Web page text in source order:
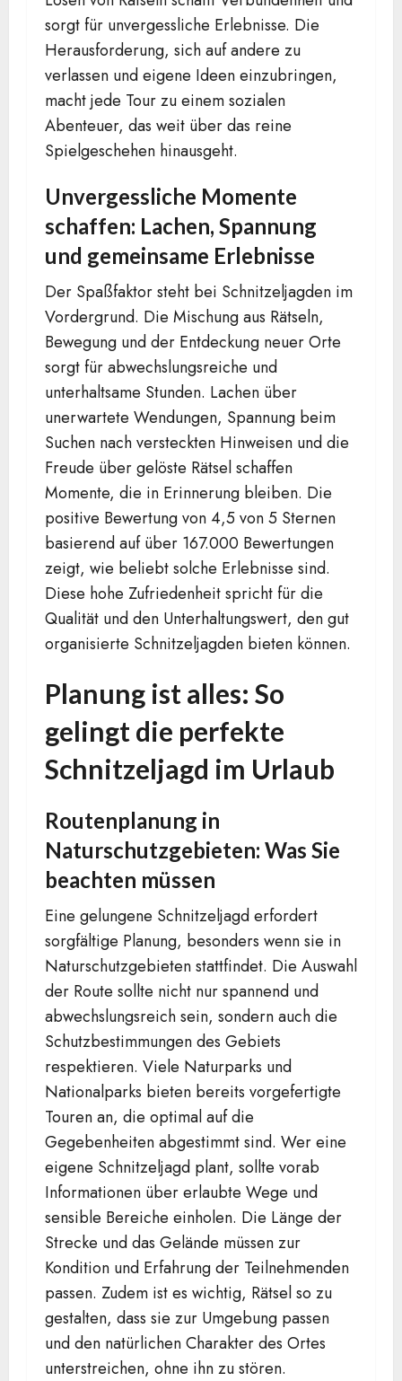
sorgt für unvergessliche Erlebnisse. Die
Herausforderung, sich auf andere zu
verlassen und eigene Ideen einzubringen,
macht jede Tour zu einem sozialen
Abenteuer, das weit über das reine
Spielgeschehen hinausgeht.
Unvergessliche Momente
schaffen: Lachen, Spannung
und gemeinsame Erlebnisse
Der Spaßfaktor steht bei Schnitzeljagden im
Vordergrund. Die Mischung aus Rätseln,
Bewegung und der Entdeckung neuer Orte
sorgt für abwechslungsreiche und
unterhaltsame Stunden. Lachen über
unerwartete Wendungen, Spannung beim
Suchen nach versteckten Hinweisen und die
Freude über gelöste Rätsel schaffen
Momente, die in Erinnerung bleiben. Die
positive Bewertung von 4,5 von 5 Sternen
basierend auf über 167.000 Bewertungen
zeigt, wie beliebt solche Erlebnisse sind.
Diese hohe Zufriedenheit spricht für die
Qualität und den Unterhaltungswert, den gut
organisierte Schnitzeljagden bieten können.
Planung ist alles: So
gelingt die perfekte
Schnitzeljagd im Urlaub
Routenplanung in
Naturschutzgebieten: Was Sie
beachten müssen
Eine gelungene Schnitzeljagd erfordert
sorgfältige Planung, besonders wenn sie in
Naturschutzgebieten stattfindet. Die Auswahl
der Route sollte nicht nur spannend und
abwechslungsreich sein, sondern auch die
Schutzbestimmungen des Gebiets
respektieren. Viele Naturparks und
Nationalparks bieten bereits vorgefertigte
Touren an, die optimal auf die
Gegebenheiten abgestimmt sind. Wer eine
eigene Schnitzeljagd plant, sollte vorab
Informationen über erlaubte Wege und
sensible Bereiche einholen. Die Länge der
Strecke und das Gelände müssen zur
Kondition und Erfahrung der Teilnehmenden
passen. Zudem ist es wichtig, Rätsel so zu
gestalten, dass sie zur Umgebung passen
und den natürlichen Charakter des Ortes
unterstreichen, ohne ihn zu stören.